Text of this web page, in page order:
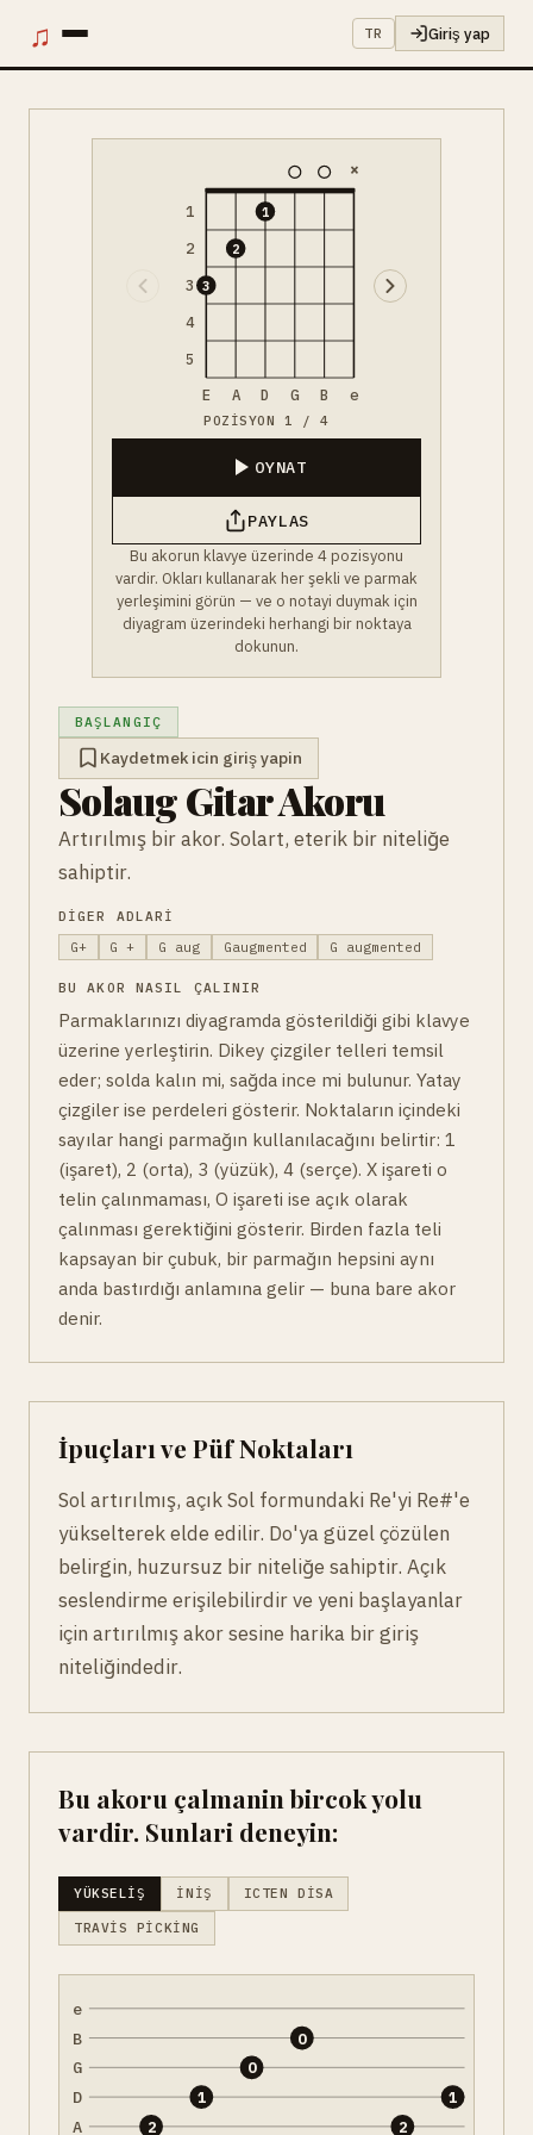
♫ TR Giriş yap
1
2
3
4
5
×
3
2
1
E A D G B e
POZISYON 1 / 4
OYNAT
PAYLAS
Bu akorun klavye üzerinde 4 pozisyonu
vardir. Okları kullanarak her şekli ve parmak
yerleşimini görün — ve o notayi duymak için
diyagram üzerindeki herhangi bir noktaya
dokunun.
BAŞLANGIÇ
Kaydetmek icin giriş yapin
Solaug Gitar Akoru
Artırılmış bir akor. Solart, eterik bir niteliğe
sahiptir.
DIGER ADLARI
G+
G + G aug Gaugmented G augmented
BU AKOR NASIL ÇALINIR
Parmaklarınızı diyagramda gösterildiği gibi klavye
üzerine yerleştirin. Dikey çizgiler telleri temsil
eder; solda kalın mi, sağda ince mi bulunur. Yatay
çizgiler ise perdeleri gösterir. Noktaların içindeki
sayılar hangi parmağın kullanılacağını belirtir: 1
(işaret), 2 (orta), 3 (yüzük), 4 (serçe). X işareti o
telin çalınmaması, O işareti ise açık olarak
çalınması gerektiğini gösterir. Birden fazla teli
kapsayan bir çubuk, bir parmağın hepsini aynı
anda bastırdığı anlamına gelir — buna bare akor
denir.
İpuçları ve Püf Noktaları
Sol artırılmış, açık Sol formundaki Re'yi Re#'e
yükselterek elde edilir. Do'ya güzel çözülen
belirgin, huzursuz bir niteliğe sahiptir. Açık
seslendirme erişilebilirdir ve yeni başlayanlar
için artırılmış akor sesine harika bir giriş
niteliğindedir.
Bu akoru çalmanin bircok yolu
vardir. Sunlari deneyin:
YÜKSELIŞ İNIŞ ICTEN DISA
TRAVIS PICKING
e
B
G
D
A 2
1
0
0
2
1